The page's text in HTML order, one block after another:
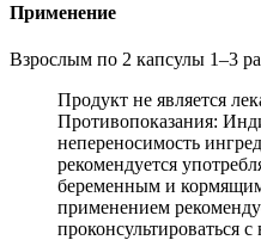
Применение
Взрослым по 2 капсулы 1–3
Продукт не является
Противопоказания:
непереносимость
рекомендуется
беременным и
применением
проконсультироваться с